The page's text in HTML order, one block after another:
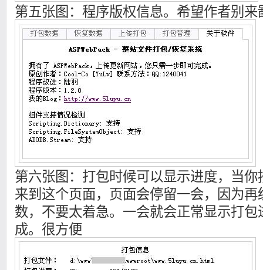
第五张图：程序版权信息。希望作者别来
第六张图：打包时候可以显示进度，当
来到这个页面，页面会停留一会，因为
数，不要太着急。一会就会正常显示打
成。很方便